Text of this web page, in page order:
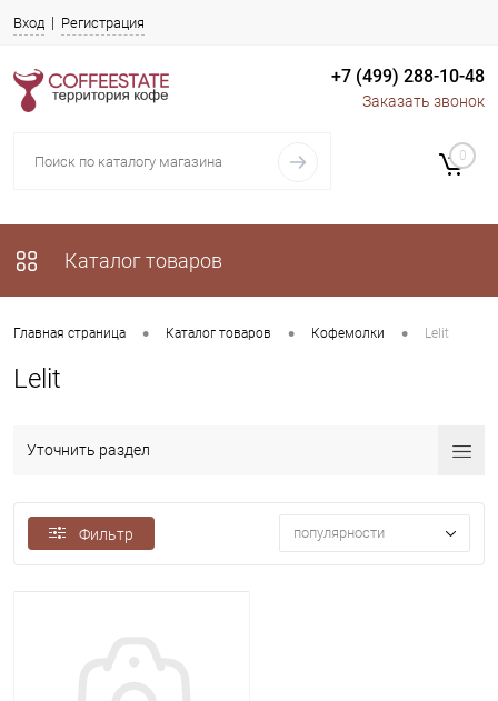
Вход Регистрация
+7 (499) 288-10-48
Заказать звонок
Каталог товаров
0
Главная страница • Каталог товаров • Кофемолки • Lelit
Lelit
Уточнить раздел
Фильтр популярности